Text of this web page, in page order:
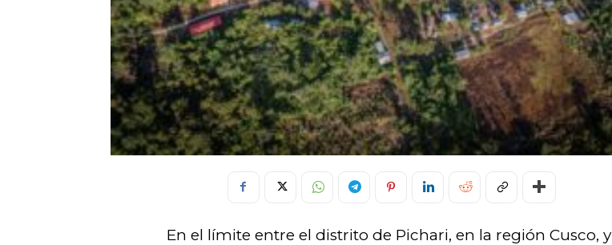
En el límite entre el distrito de Pichari, en la región Cusco, y